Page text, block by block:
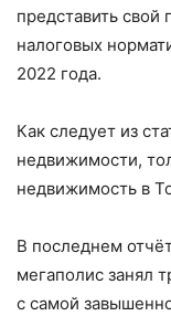
представить
налоговых
2022 года.
Как следует из
недвижимости,
недвижимость в
В последнем
мегаполис занял
с самой